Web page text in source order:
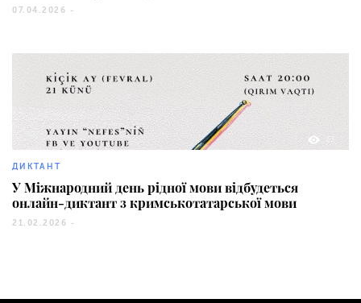
07.04.2026 -
53
ДИКТАНТ
У Міжнародний день рідної мови відбудеться
онлайн-диктант з кримськотатарської мови
21.02.2026 -